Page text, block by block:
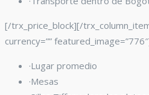
[/trx_price_block][/
currency=””
·Lugar promedio
·Mesas